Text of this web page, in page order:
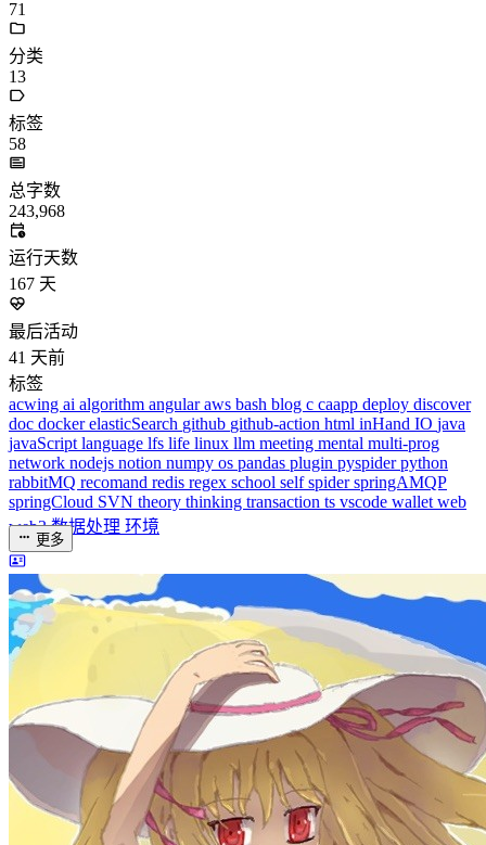
dreaife
The world's end begins.
统计加载中...
公告
welcome to my blog
Learn More
标签
acwing
docdockerelasticSearchgithubgithub-actionhtmlinHandIOjava
javaScriptlanguagelfslifelinuxllmmeetingmentalmulti-prog
networknodejsnotionnumpyospandaspluginpyspiderpython
rabbitMQrecomandredisregexschoolselfspiderspringAMQP
springCloudSVNtheorythinkingtransactiontsvscodewalletweb
web3数据处理环境
更多